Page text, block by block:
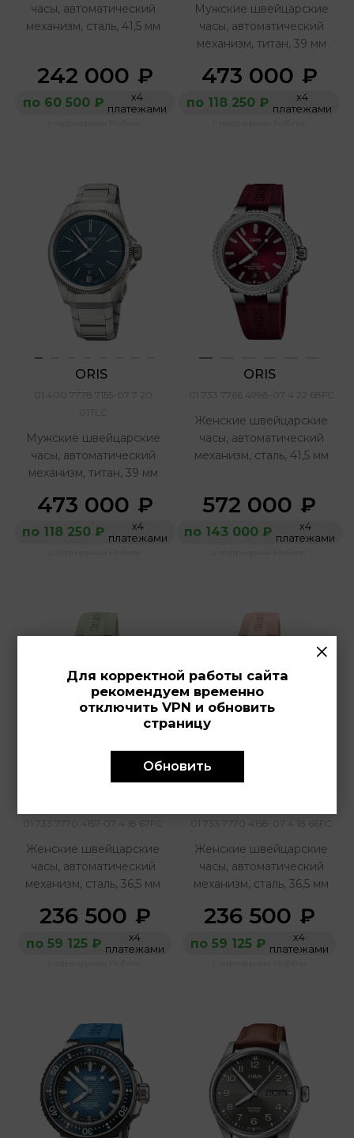
часы, автоматический
механизм, сталь, 41,5 мм
242 000 ₽
по 60 500 ₽
х4
платежами
Мужские швейцарские
часы, автоматический
механизм, титан, 39 мм
473 000 ₽
по 118 250 ₽
х4
платежами
ORIS
01 400 7778 7155-07 7 20
01TLC
Мужские швейцарские
часы, автоматический
механизм, титан, 39 мм
473 000 ₽
по 118 250 ₽
х4
платежами
ORIS
01 733 7766 4998-07 4 22 68FC
Женские швейцарские
часы, автоматический
механизм, сталь, 41,5 мм
572 000 ₽
по 143 000 ₽
х4
платежами
01 733 7770 4157-07 4 18 67FC
Женские швейцарские
часы, автоматический
механизм, сталь, 36,5 мм
236 500 ₽
по 59 125 ₽
х4
платежами
01 733 7770 4158-07 4 18 66FC
Женские швейцарские
часы, автоматический
механизм, сталь, 36,5 мм
236 500 ₽
по 59 125 ₽
х4
платежами
×
Для корректной работы сайта
рекомендуем временно
отключить VPN и обновить
страницу
Обновить